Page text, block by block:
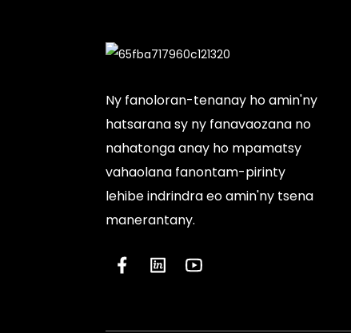
Ny fanoloran-tenanay ho amin'ny
hatsarana sy ny fanavaozana no
nahatonga anay ho mpamatsy
vahaolana fanontam-pirinty
lehibe indrindra eo amin'ny tsena
manerantany.